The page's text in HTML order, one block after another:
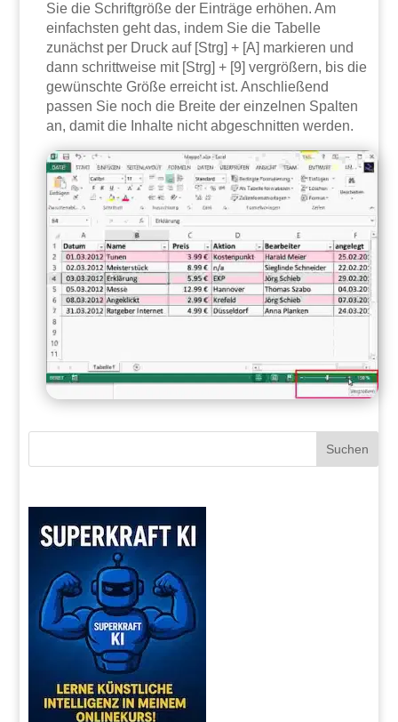
Sie die Schriftgröße der Einträge erhöhen. Am
einfachsten geht das, indem Sie die Tabelle
zunächst per Druck auf [Strg] + [A] markieren und
dann schrittweise mit [Strg] + [9] vergrößern, bis die
gewünschte Größe erreicht ist. Anschließend
passen Sie noch die Breite der einzelnen Spalten
an, damit die Inhalte nicht abgeschnitten werden.